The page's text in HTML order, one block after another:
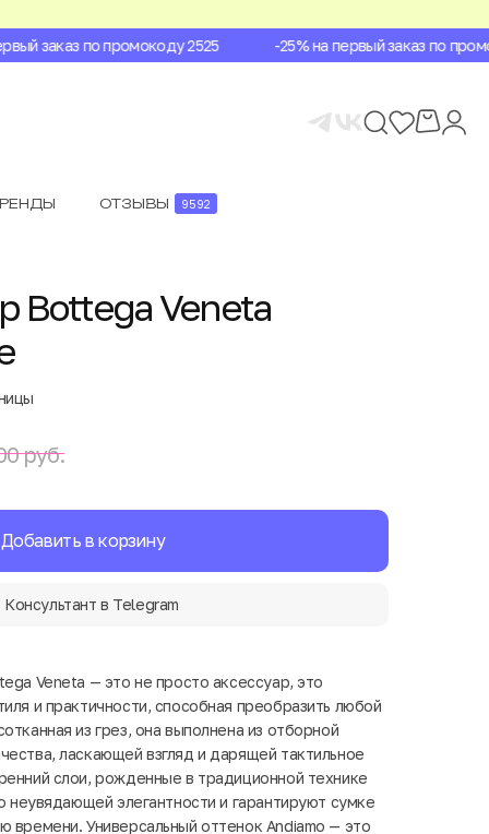
заказ по промокоду 2525 -25% на первый заказ по
ОТЗЫВЫ 9592
Bottega Veneta
руб.
Добавить в корзину
Консультант в Telegram
Veneta — это не просто аксессуар, это
и практичности, способная преобразить любой
из грез, она выполнена из отборной
ласкающей взгляд и дарящей тактильное
слои, рожденные в традиционной технике
элегантности и гарантируют сумке
времени. Универсальный оттенок Andiamo — это